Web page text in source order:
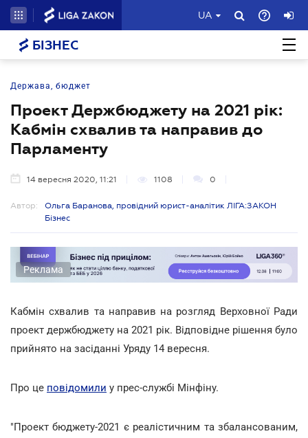
UA
БІЗНЕС
Держава, бюджет
Проект Держбюджету на 2021 рік:
Кабмін схвалив та направив до
Парламенту
14 вересня 2020, 11:21 1108 0
Автор:
Ольга Баранова, провідний юрист-аналітик ЛІГА:ЗАКОН
Бізнес
Реклама
Кабмін схвалив та направив на розгляд Верховної Ради
проект держбюджету на 2021 рік. Відповідне рішення було
прийнято на засіданні Уряду 14 вересня.
Про це повідомили у прес-службі Мінфіну.
"Проект бюджету-2021 є реалістичним та збалансованим,